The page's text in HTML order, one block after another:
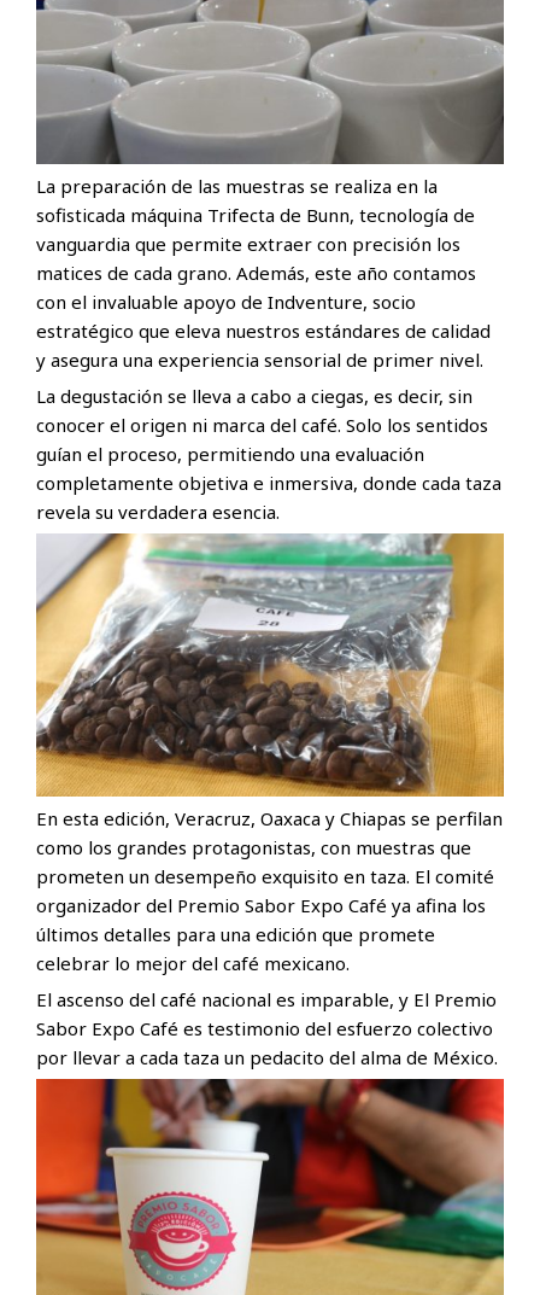
La preparación de las muestras se realiza en la
sofisticada máquina Trifecta de Bunn, tecnología de
vanguardia que permite extraer con precisión los
matices de cada grano. Además, este año contamos
con el invaluable apoyo de Indventure, socio
estratégico que eleva nuestros estándares de calidad
y asegura una experiencia sensorial de primer nivel.
La degustación se lleva a cabo a ciegas, es decir, sin
conocer el origen ni marca del café. Solo los sentidos
guían el proceso, permitiendo una evaluación
completamente objetiva e inmersiva, donde cada taza
revela su verdadera esencia.
En esta edición, Veracruz, Oaxaca y Chiapas se perfilan
como los grandes protagonistas, con muestras que
prometen un desempeño exquisito en taza. El comité
organizador del Premio Sabor Expo Café ya afina los
últimos detalles para una edición que promete
celebrar lo mejor del café mexicano.
El ascenso del café nacional es imparable, y El Premio
Sabor Expo Café es testimonio del esfuerzo colectivo
por llevar a cada taza un pedacito del alma de México.